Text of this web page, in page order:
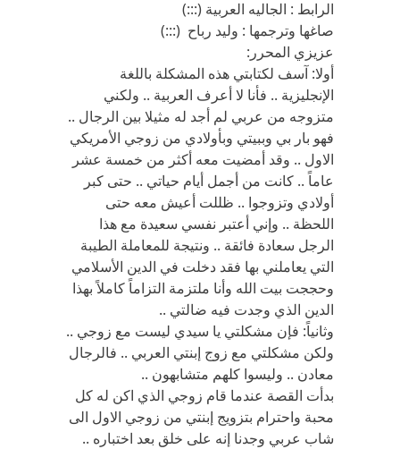
الرابط : الجاليه العربية (:::)
صاغها وترجمها : وليد رباح (:::)
عزيزي المحرر:
أولا: آسف لكتابتي هذه المشكلة باللغة
الإنجليزية .. فأنا لا أعرف العربية .. ولكني
متزوجه من عربي لم أجد له مثيلا بين الرجال ..
فهو بار بي وببيتي وبأولادي من زوجي الأمريكي
الاول .. وقد أمضيت معه أكثر من خمسة عشر
عاماً .. كانت من أجمل أيام حياتي .. حتى كبر
أولادي وتزوجوا .. ظللت أعيش معه حتى
اللحظة .. وإني أعتبر نفسي سعيدة مع هذا
الرجل سعادة فائقة .. ونتيجة للمعاملة الطيبة
التي يعاملني بها فقد دخلت في الدين الأسلامي
وحججت بيت الله وأنا ملتزمة التزاماً كاملاً بهذا
الدين الذي وجدت فيه ضالتي ..
وثانياً: فإن مشكلتي يا سيدي ليست مع زوجي ..
ولكن مشكلتي مع زوج إبنتي العربي .. فالرجال
معادن .. وليسوا كلهم متشابهون ..
بدأت القصة عندما قام زوجي الذي اكن له كل
محبة واحترام بتزويج إبنتي من زوجي الاول الى
شاب عربي وجدنا إنه على خلق بعد اختباره ..